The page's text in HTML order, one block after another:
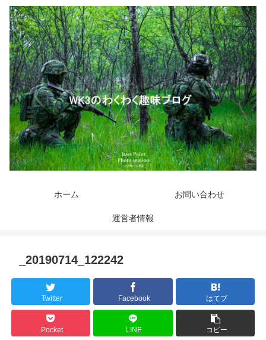
ホーム お問い合わせ
運営者情報
_20190714_122242
Twitter Facebook はてブ
Pocket LINE コピー